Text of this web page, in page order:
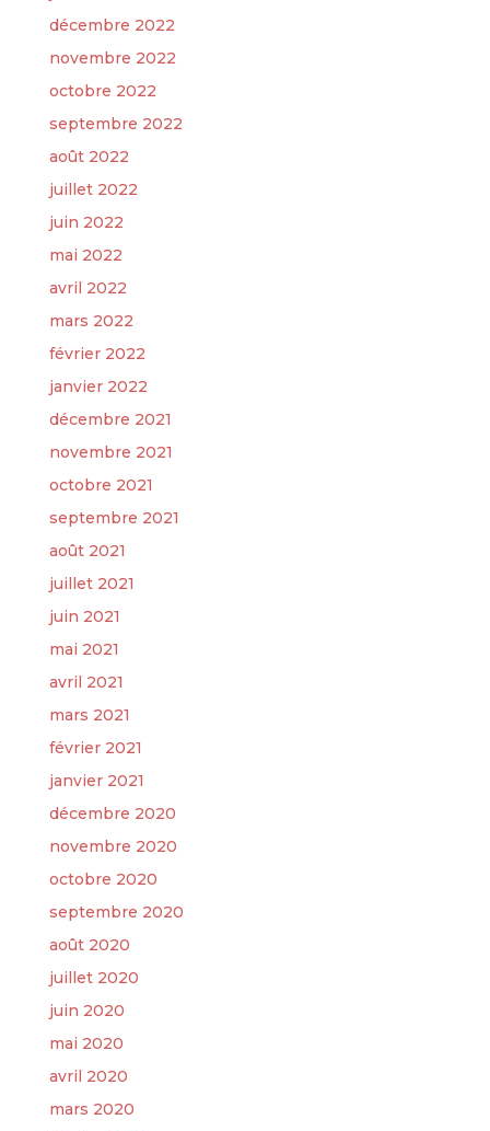
décembre 2022
novembre 2022
octobre 2022
septembre 2022
août 2022
juillet 2022
juin 2022
mai 2022
avril 2022
mars 2022
février 2022
janvier 2022
décembre 2021
novembre 2021
octobre 2021
septembre 2021
août 2021
juillet 2021
juin 2021
mai 2021
avril 2021
mars 2021
février 2021
janvier 2021
décembre 2020
novembre 2020
octobre 2020
septembre 2020
août 2020
juillet 2020
juin 2020
mai 2020
avril 2020
mars 2020